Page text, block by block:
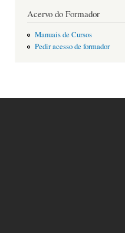
Acervo do Formador
Manuais de Cursos
Pedir acesso de formador